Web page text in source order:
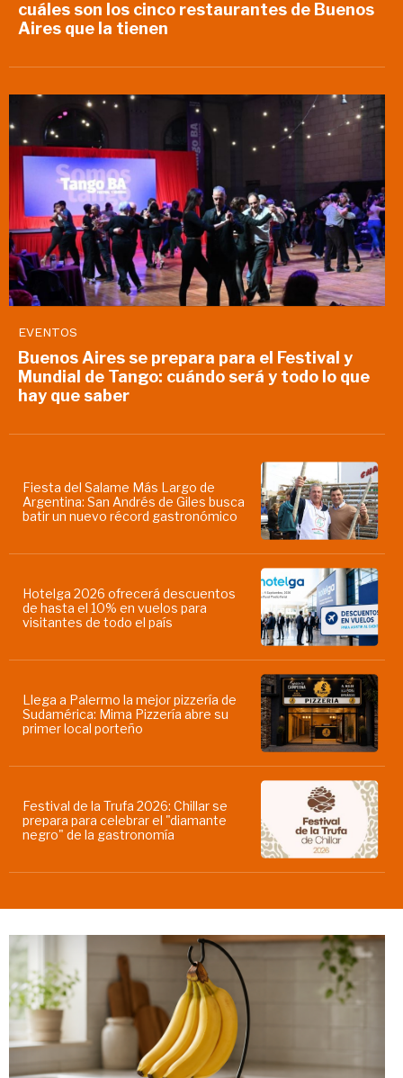
cuáles son los cinco restaurantes de Buenos
Aires que la tienen
EVENTOS
Buenos Aires se prepara para el Festival y
Mundial de Tango: cuándo será y todo lo que
hay que saber
Fiesta del Salame Más Largo de
Argentina: San Andrés de Giles busca
batir un nuevo récord gastronómico
Hotelga 2026 ofrecerá descuentos
de hasta el 10% en vuelos para
visitantes de todo el país
Llega a Palermo la mejor pizzería de
Sudamérica: Mima Pizzería abre su
primer local porteño
Festival de la Trufa 2026: Chillar se
prepara para celebrar el "diamante
negro" de la gastronomía